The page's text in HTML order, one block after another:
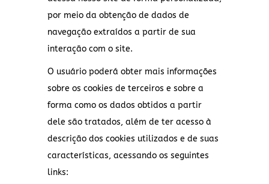
por meio da obtenção de dados de
navegação extraídos a partir de sua
interação com o site.
O usuário poderá obter mais informações
sobre os cookies de terceiros e sobre a
forma como os dados obtidos a partir
dele são tratados, além de ter acesso à
descrição dos cookies utilizados e de suas
características, acessando os seguintes
links: